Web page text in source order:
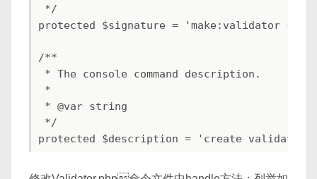
*/
protected $signature = 'make:validator
/**
* The console command description.
*
* @var string
*/